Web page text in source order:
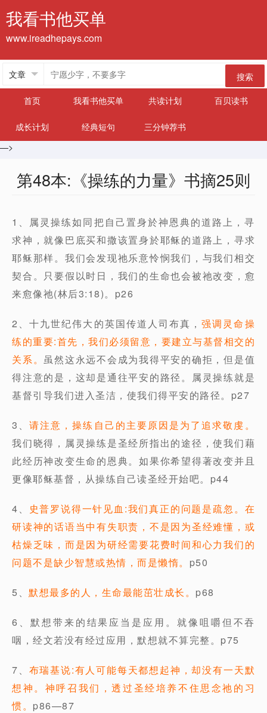
我看书他买单
www.ireadhepays.com
搜索
首页
我看书他买单 共读计划 百贝读书
成长计划 经典短句
三分钟荐书
—>
第48本:《操练的力量》书摘25则
1、属灵操练如同把自己置身於神恩典的道路上，寻
求神，就像巴底买和撒该置身於耶稣的道路上，寻求
耶稣那样。我们会发现祂乐意怜悯我们，与我们相交
契合。只要假以时日，我们的生命也会被祂改变，愈
来愈像祂(林后3:18)。p26
2、十九世纪伟大的英国传道人司布真，强调灵命操
练的重要:首先，我们必须留意，要建立与基督相交的
关系。 虽然这永远不会成为我得平安的确拒，但是值
得注意的是，这却是通往平安的路径。属灵操练就是
基督引导我们进入圣洁，使我们得平安的路径。p27
3、请注意，操练自己的主要原因是为了追求敬虔。
我们晓得，属灵操练是圣经所指出的途径，使我们藉
此经历神改变生命的恩典。如果你希望得著改变并且
更像耶稣基督，从操练自己读圣经开始吧。p44
4、
史普罗说得一针见血:我们真正的问题是疏忽。在
研读神的话语当中有失职责，不是因为圣经难懂，或
枯燥乏味，而是因为研经需要花费时间和心力我们的
问题不是缺少智慧或热情，而是懒惰。 p50
5、 默想最多的人，生命最能茁壮成长。 p68
6、默想带来的结果应当是应用。就像咀嚼但不吞
咽，经文若没有经过应用，默想就不算完整。p75
7、 布瑞基说:有人可能每天都想起神，却没有一天默
想神。神呼召我们，透过圣经培养不住思念祂的习
惯。 p86—87